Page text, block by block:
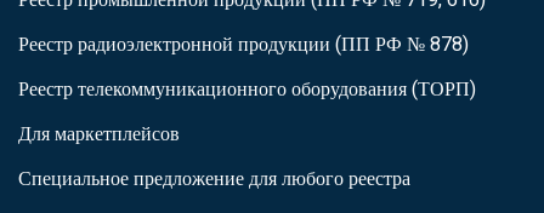
Реестр радиоэлектронной продукции (ПП РФ № 878)
Реестр телекоммуникационного оборудования (ТОРП)
Для маркетплейсов
Специальное предложение для любого реестра